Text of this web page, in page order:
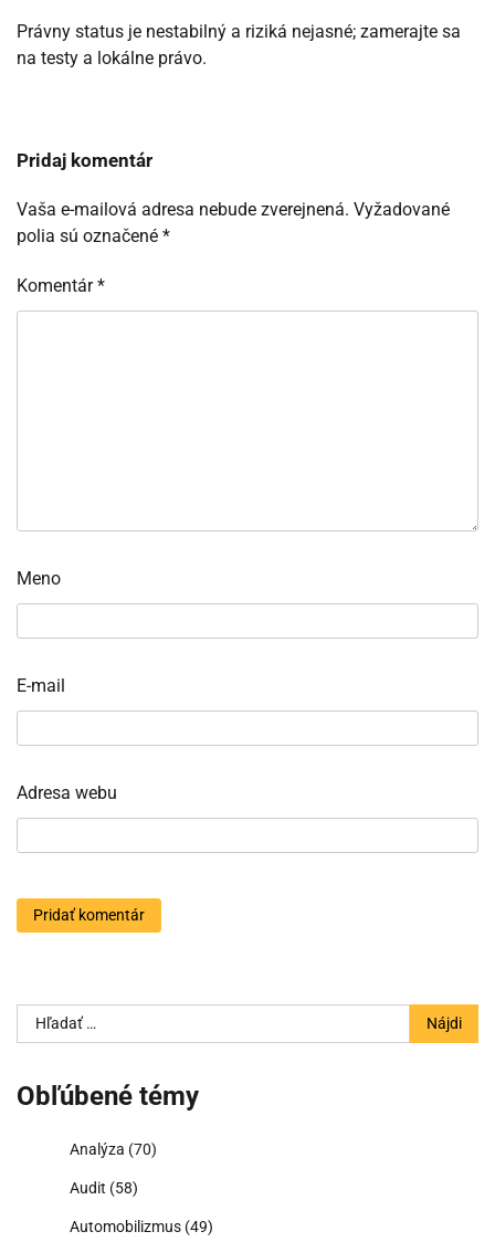
Právny status je nestabilný a riziká nejasné; zamerajte sa
na testy a lokálne právo.
Pridaj komentár
Vaša e-mailová adresa nebude zverejnená. Vyžadované
polia sú označené *
Komentár*
Meno
E-mail
Adresa webu
Hľadať:
Obľúbené témy
Analýza (70)
Audit (58)
Automobilizmus (49)